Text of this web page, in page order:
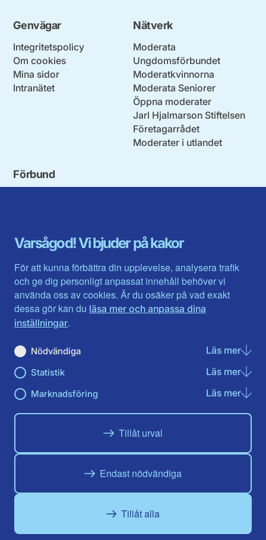
Varsågod! Vi bjuder på kakor
För att kunna förbättra din upplevelse, analysera trafik
och ge dig personligt anpassat innehåll behöver vi
använda oss av cookies. Är du osäker på vad exakt
dessa gör kan du läsa mer och anpassa dina
inställningar.
Nödvändiga Läs merom
Statistik Läs merom
Marknadsföring Läs merom
Tillåt urval
Endast nödvändiga
Tillåt alla
Genvägar
Integritetspolicy
Om cookies
Mina sidor
Intranätet
Nätverk
Moderata
Ungdomsförbundet
Moderatkvinnorna
Moderata Seniorer
Öppna moderater
Jarl Hjalmarson Stiftelsen
Företagarrådet
Moderater i utlandet
Förbund
Gävleborg
Halland
Jämtlands län
Jönköpings län
Kalmar län
Kronobergs län
Norrbotten
Skåne län
Värmlands län
Västerbotten
Västra Götaland
Västernorrland
Västmanland
Örebro län
Östergötland
Du hittar oss här på sociala medier
Facebook
Instagram